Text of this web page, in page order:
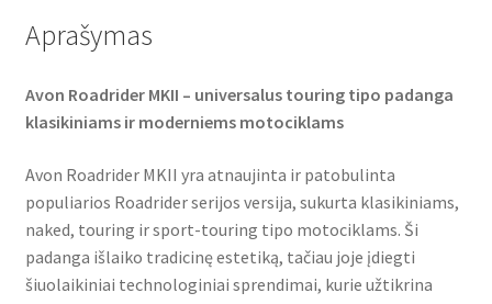
Aprašymas
Avon Roadrider MKII – universalus touring tipo padanga
klasikiniams ir moderniems motociklams
Avon Roadrider MKII yra atnaujinta ir patobulinta
populiarios Roadrider serijos versija, sukurta klasikiniams,
naked, touring ir sport-touring tipo motociklams. Ši
padanga išlaiko tradicinę estetiką, tačiau joje įdiegti
šiuolaikiniai technologiniai sprendimai, kurie užtikrina